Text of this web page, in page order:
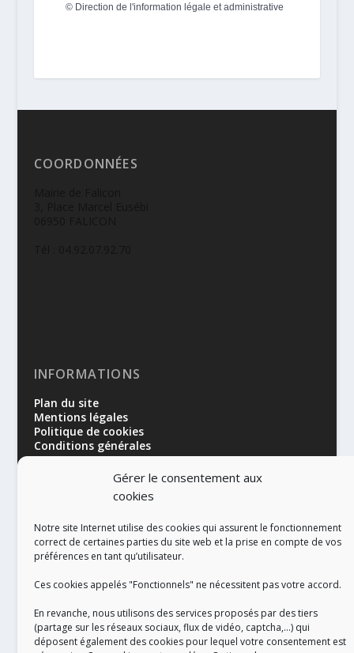
Gérer le consentement aux
cookies
Notre site Internet utilise des cookies qui assurent le fonctionnement
correct de certaines parties du site web et la prise en compte de vos
préférences en tant qu’utilisateur.
Ces cookies appelés "Fonctionnels" ne nécessitent pas votre accord.
En revanche, nous utilisons des services proposés par des tiers
(partage sur les réseaux sociaux, flux de vidéo, captcha,...) qui
déposent également des cookies pour lequel votre consentement est
© Direction de l'information légale et administrative
COORDONNÉES
INFORMATIONS
Plan du site
Mentions légales
Politique de cookies
Conditions générales